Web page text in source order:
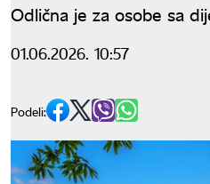
Odlična je za osobe sa
01.06.2026. 10:57
Podeli: